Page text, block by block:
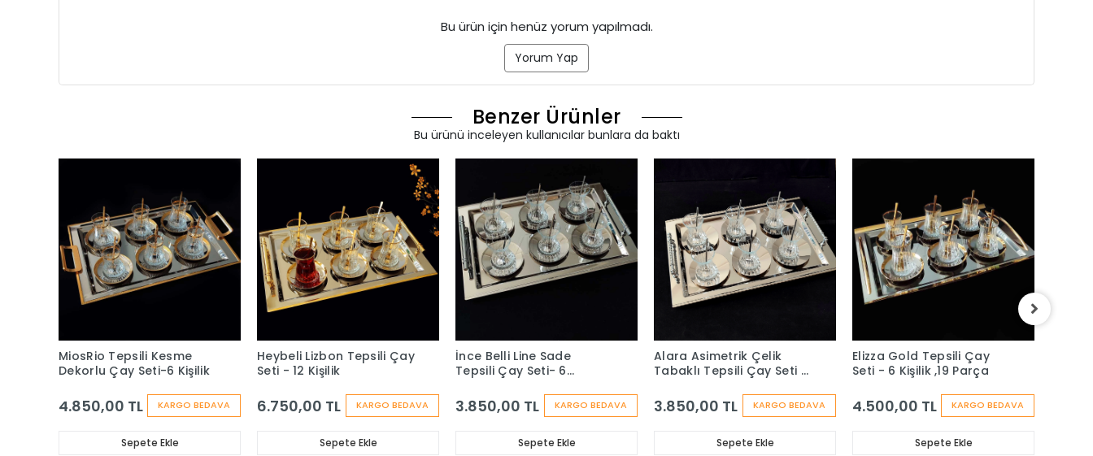
Bu ürün için henüz yorum yapılmadı.
Yorum Yap
Benzer Ürünler
Bu ürünü inceleyen kullanıcılar bunlara da baktı
KARGO BEDAVA
MiosRio Tepsili Kesme
Dekorlu Çay Seti-6 Kişilik
4.850,00 TL
Sepete Ekle
KARGO BEDAVA
Heybeli Lizbon Tepsili Çay
Seti - 12 Kişilik
6.750,00 TL
Sepete Ekle
KARGO BEDAVA
İnce Belli Line Sade
Tepsili Çay Seti- 6
3.850,00 TL
Sepete Ekle
KARGO BEDAVA
Alara Asimetrik Çelik
Tabaklı Tepsili Çay Seti -
3.850,00 TL
Sepete Ekle
KARGO BEDAVA
Elizza Gold Tepsili Çay
Seti - 6 Kişilik ,19 Parça
4.500,00 TL
Sepete Ekle